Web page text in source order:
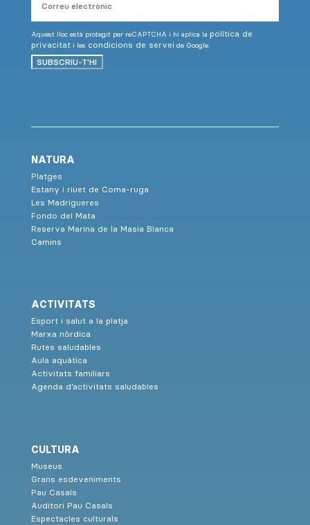
electrònic
Aquest lloc està protegit per reCAPTCHA i hi aplica la política de
privacitati les condicions de serveide Google.
SUBSCRIU-T'HI
NATURA
Platges
Estany i riuet de Coma-ruga
Les Madrigueres
Fondo del Mata
Reserva Marina de la Masia Blanca
Camins
ACTIVITATS
Esport i salut a la platja
Marxa nòrdica
Rutes saludables
Aula aquàtica
Activitats familiars
Agenda d’activitats saludables
CULTURA
Museus
Grans esdeveniments
Pau Casals
Auditori Pau Casals
Espectacles culturals